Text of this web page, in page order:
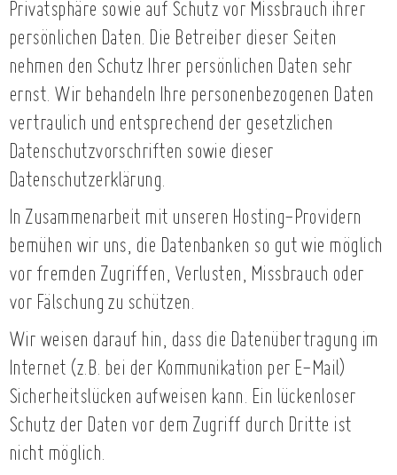
Privatsphäre sowie auf Schutz vor Missbrauch ihrer
persönlichen Daten. Die Betreiber dieser Seiten
nehmen den Schutz Ihrer persönlichen Daten sehr
ernst. Wir behandeln Ihre personenbezogenen Daten
vertraulich und entsprechend der gesetzlichen
Datenschutzvorschriften sowie dieser
Datenschutzerklärung.
In Zusammenarbeit mit unseren Hosting-Providern
bemühen wir uns, die Datenbanken so gut wie möglich
vor fremden Zugriffen, Verlusten, Missbrauch oder
vor Fälschung zu schützen.
Wir weisen darauf hin, dass die Datenübertragung im
Internet (z.B. bei der Kommunikation per E-Mail)
Sicherheitslücken aufweisen kann. Ein lückenloser
Schutz der Daten vor dem Zugriff durch Dritte ist
nicht möglich.